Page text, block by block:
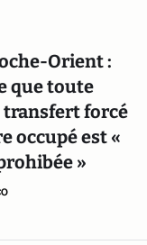
Orient :
que toute
forcé
occupé est «
»